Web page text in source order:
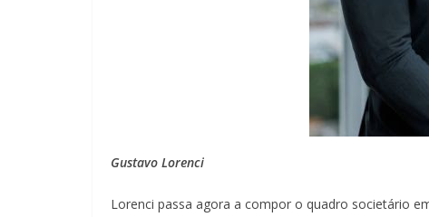
Gustavo Lorenci
Lorenci passa agora a compor o quadro societário